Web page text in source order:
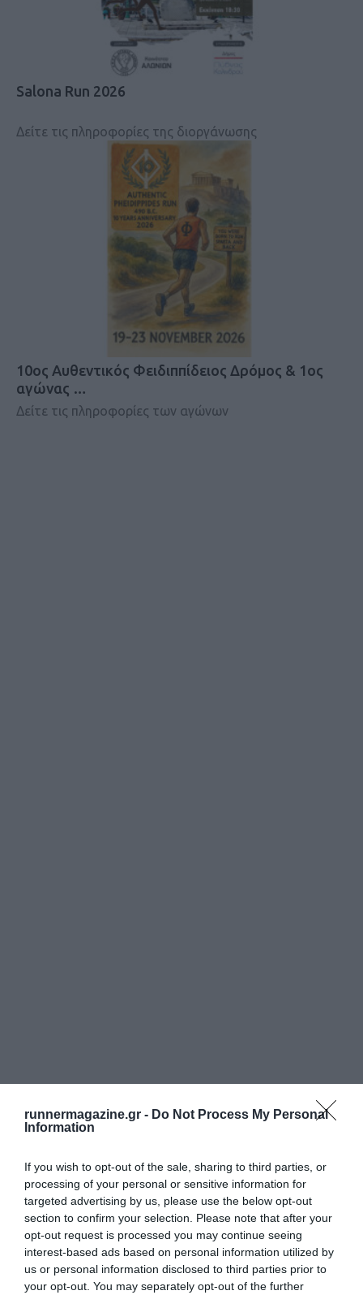
runnermagazine.gr - Do Not Process My Personal
Information
If you wish to opt-out of the sale, sharing to third parties, or
processing of your personal or sensitive information for
targeted advertising by us, please use the below opt-out
section to confirm your selection. Please note that after your
opt-out request is processed you may continue seeing
interest-based ads based on personal information utilized by
us or personal information disclosed to third parties prior to
your opt-out. You may separately opt-out of the further
Salona Run 2026
Δείτε τις πληροφορίες της διοργάνωσης
10ος Αυθεντικός Φειδιππίδειος Δρόμος & 1ος
αγώνας …
Δείτε τις πληροφορίες των αγώνων